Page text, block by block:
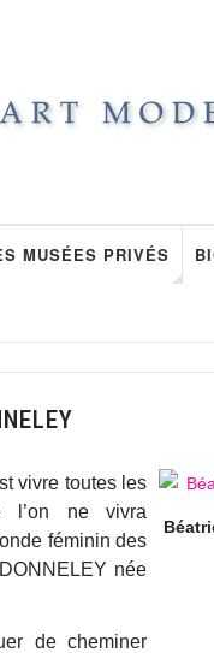
MUSÉES PRIVÉS
vivre toutes les
l’on ne vivra
féminin des
née
de cheminer